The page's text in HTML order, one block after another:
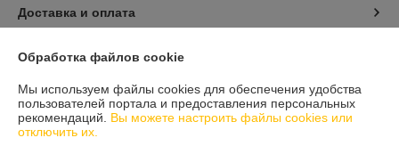
Доставка и оплата
График работы
Полная версия сайта
Политика обработки cookies
Обработка файлов cookie
Мы используем файлы cookies для обеспечения удобства
пользователей портала и предоставления персональных
рекомендаций. Вы можете настроить файлы cookies или
отключить их.